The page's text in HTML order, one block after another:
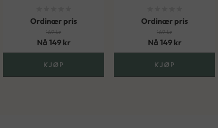
Ordinær pris
169kr
Nå 149 kr
KJØP
Ordinær pris
169kr
Nå 149 kr
KJØP